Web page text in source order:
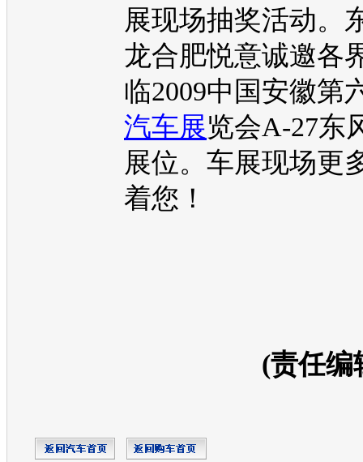
展现场抽奖活动。
龙合肥悦意诚邀各
临2009中国安徽第
汽车展览会A-27东
展位。 车展现场更
着您！
(责任编